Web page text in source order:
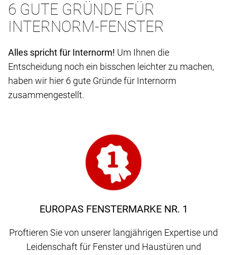
6 GUTE GRÜNDE FÜR
INTERNORM-FENSTER
Alles spricht für Internorm! Um Ihnen die
Entscheidung noch ein bisschen leichter zu machen,
haben wir hier 6 gute Gründe für Internorm
zusammengestellt.
EUROPAS FENSTERMARKE NR. 1
Proftieren Sie von unserer langjährigen Expertise und
Leidenschaft für Fenster und Haustüren und